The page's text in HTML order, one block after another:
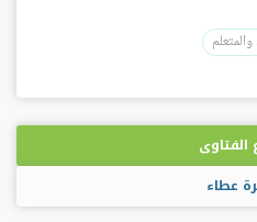
والمتعلم
عطاء